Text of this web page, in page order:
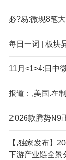
必?易:微现8笔
每日一词 | 板块
11月<1>4:日中
报道：,美国.在
2:026款腾势N9
【,独家发布】
下游产业链全景